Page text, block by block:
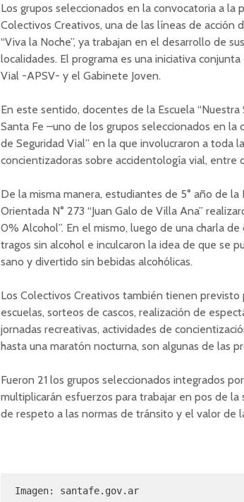
Los grupos seleccionados en la convocatoria a
Colectivos Creativos, una de las líneas de acción
“Viva la Noche”, ya trabajan en el desarrollo de
localidades. El programa es una iniciativa
Vial -APSV- y el Gabinete Joven.
En este sentido, docentes de la Escuela
Santa Fe –uno de los grupos seleccionados en la
de Seguridad Vial” en la que involucraron a toda
concientizadoras sobre accidentología vial, entre
De la misma manera, estudiantes de 5° año de la
Orientada N° 273 “Juan Galo de Villa Ana”
0% Alcohol”. En el mismo, luego de una charla
tragos sin alcohol e inculcaron la idea de que se
sano y divertido sin bebidas alcohólicas.
Los Colectivos Creativos también tienen previsto
escuelas, sorteos de cascos, realización de
jornadas recreativas, actividades de
hasta una maratón nocturna, son algunas de las
Fueron 21 los grupos seleccionados integrados
multiplicarán esfuerzos para trabajar en pos de
de respeto a las normas de tránsito y el valor de
Imagen: santafe.gov.ar